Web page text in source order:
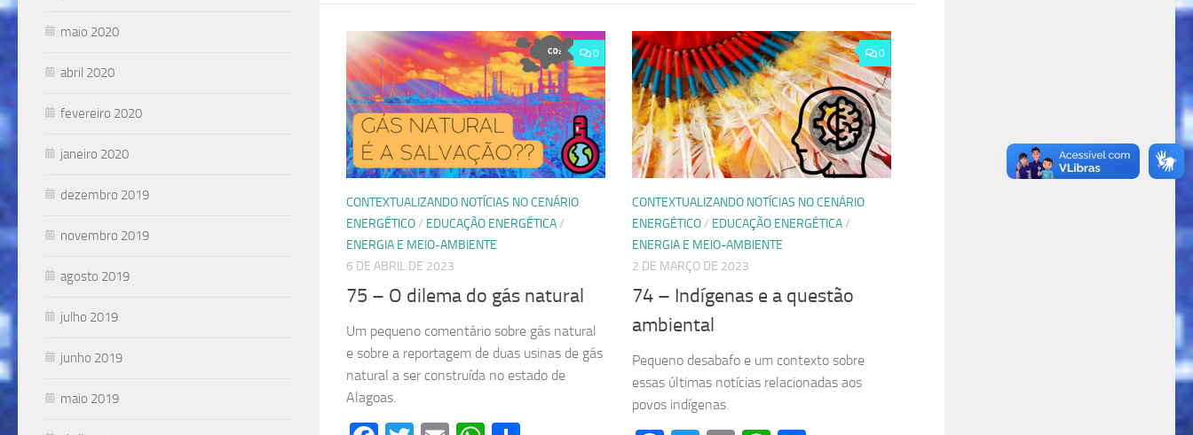
0
CONTEXTUALIZANDO NOTÍCIAS NO CENÁRIO
ENERGÉTICO/ EDUCAÇÃO ENERGÉTICA/
ENERGIA E MEIO-AMBIENTE
6 DE ABRIL DE 2023
75 – O dilema do gás natural
Um pequeno comentário sobre gás natural
e sobre a reportagem de duas usinas de gás
natural a ser construída no estado de
Alagoas.
0
CONTEXTUALIZANDO NOTÍCIAS NO CENÁRIO
ENERGÉTICO/ EDUCAÇÃO ENERGÉTICA/
ENERGIA E MEIO-AMBIENTE
2 DE MARÇO DE 2023
74 – Indígenas e a questão
ambiental
Pequeno desabafo e um contexto sobre
essas últimas notícias relacionadas aos
povos indígenas.
maio 2020
abril 2020
fevereiro 2020
janeiro 2020
dezembro 2019
novembro 2019
agosto 2019
julho 2019
junho 2019
maio 2019